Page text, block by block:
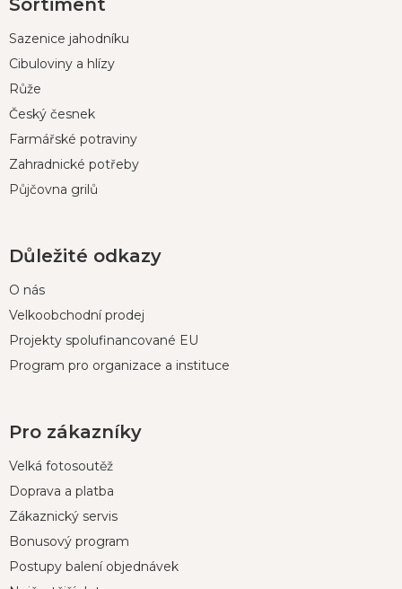
á
a
Sortiment
Sazenice jahodníku
Cibuloviny a hlízy
Růže
Český česnek
Farmářské potraviny
Zahradnické potřeby
Půjčovna grilů
Důležité odkazy
O nás
Velkoobchodní prodej
Projekty spolufinancované EU
Program pro organizace a instituce
Pro zákazníky
Velká fotosoutěž
Doprava a platba
Zákaznický servis
Bonusový program
Postupy balení objednávek